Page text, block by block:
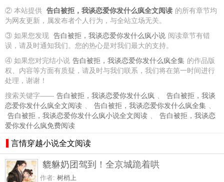
② 本站提供 告白被拒，我谈恋爱你发什么疯全文阅读 的所有章节均
为网友更新，属发布者个人行为，与全站立场无关。
③ 如果您发现 告白被拒，我谈恋爱你发什么疯小说 阅读章节有错
误，请及时通知我们。您的热心是对我们最大的支持。
④ 如果您对完结小说 告白被拒，我谈恋爱你发什么疯全集 的作品版
权、内容等方面有质疑，请及时与我们联系，我们将在第一时间进行
处理，谢谢！
搜索关键字—— 告白被拒，我谈恋爱你发什么疯 、
告白被拒，我谈
恋爱你发什么疯全文阅读 、 告白被拒，我谈恋爱你发什么疯全集 、
告白被拒，我谈恋爱你发什么疯小说全文阅读 、
告白被拒，我谈恋
爱你发什么疯免费阅读
言情穿越小说全文阅读
貔貅奶团驾到！全京城跪着哄
作者: 树梢上